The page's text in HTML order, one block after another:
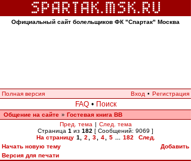
Официальный сайт болельщиков ФК "Спартак" Москва
Полная версия Вход • Регистрация
FAQ • Поиск
Общение на сайте » Гостевая книга ВВ
Пред. тема | След. тема
Страница 1 из 182 [ Сообщений: 9069 ]
На страницу 1 2 3 4 5 182
След.
Начать новую тему
Добавить
Версия для печати